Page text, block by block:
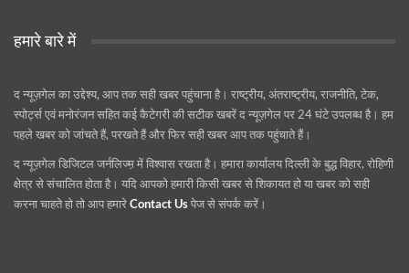
हमारे बारे में
द न्यूज़गेल का उद्देश्य, आप तक सही खबर पहुंचाना है। राष्ट्रीय, अंतराष्ट्रीय, राजनीति, टेक,
स्पोर्ट्स एवं मनोरंजन सहित कई कैटेगरी की सटीक खबरें द न्यूज़गेल पर 24 घंटे उपलब्ध है। हम
पहले खबर को जांचते हैं, परखते हैं और फिर सही खबर आप तक पहुंचाते हैं।
द न्यूज़गेल डिजिटल जर्नलिज्म़ में विश्वास रखता है। हमारा कार्यालय दिल्ली के बुद्ध विहार, रोहिणी
क्षेत्र से संचालित होता है। यदि आपको हमारी किसी खबर से शिकायत हो या खबर को सही
करना चाहते हो तो आप हमारेContact Usपेज से संपर्क करें।